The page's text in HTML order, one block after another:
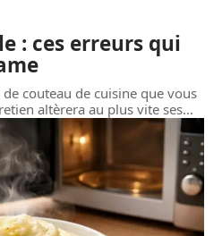
: ces erreurs qui
couteau de cuisine que vous
altèrera au plus vite ses…